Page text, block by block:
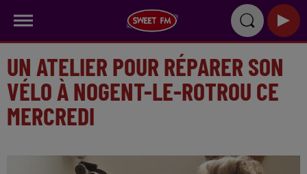
UN ATELIER POUR RÉPARER SON
VÉLO À NOGENT-LE-ROTROU CE
MERCREDI